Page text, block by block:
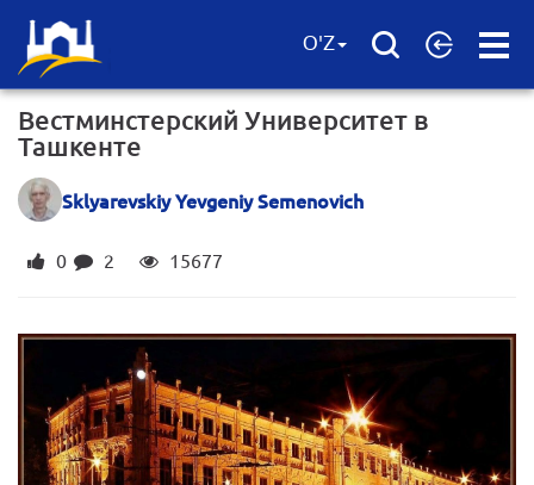
Open
O'Z
Вестминстерский Университет в
Ташкенте
Sklyarevskiy Yevgeniy Semenovich
0 2 15677